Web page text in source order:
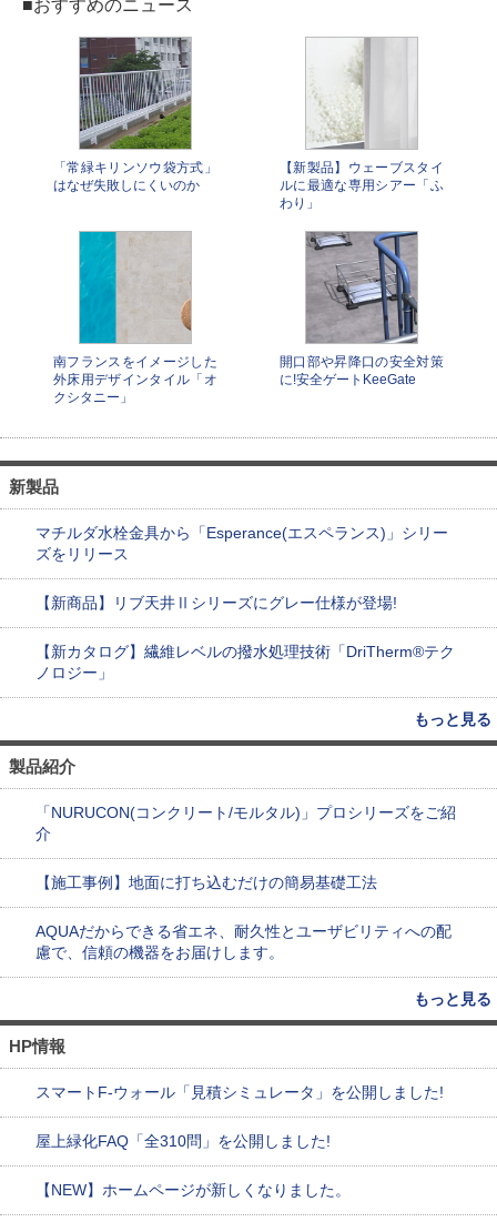
■おすすめのニュース
「常緑キリンソウ袋方式」
はなぜ失敗しにくいのか
【新製品】ウェーブスタイ
ルに最適な専用シアー「ふ
わり」
南フランスをイメージした
外床用デザインタイル「オ
クシタニー」
開口部や昇降口の安全対策
に!安全ゲートKeeGate
新製品
マチルダ水栓金具から「Esperance(エスペランス)」シリー
ズをリリース
【新商品】リブ天井Ⅱシリーズにグレー仕様が登場!
【新カタログ】繊維レベルの撥水処理技術「DriTherm®テク
ノロジー」
もっと見る
製品紹介
「NURUCON(コンクリート/モルタル)」プロシリーズをご紹
介
【施工事例】地面に打ち込むだけの簡易基礎工法
AQUAだからできる省エネ、耐久性とユーザビリティへの配
慮で、信頼の機器をお届けします。
もっと見る
HP情報
スマートF-ウォール「見積シミュレータ」を公開しました!
屋上緑化FAQ「全310問」を公開しました!
【NEW】ホームページが新しくなりました。